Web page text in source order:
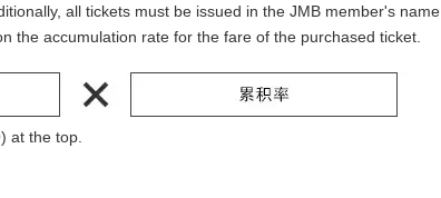
all tickets must be issued in the JMB member's name.
the accumulation rate for the fare of the purchased ticket.
at the top.